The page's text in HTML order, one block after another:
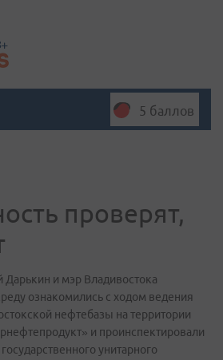
5 баллов
проверят,
Дарькин и мэр Владивостока
ознакомились с ходом ведения
нефтебазы на территории
и проинспектировали
унитарного